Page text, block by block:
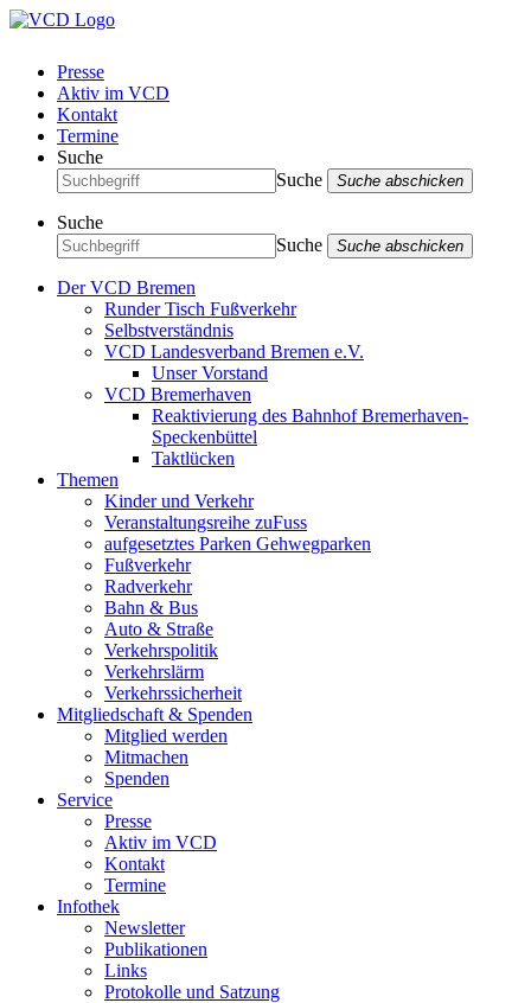
Presse
Aktiv im VCD
Kontakt
Termine
Suche
Suche
Suche abschicken
Suche
Suche
Suche abschicken
Der VCD Bremen
Runder Tisch Fußverkehr
Selbstverständnis
VCD Landesverband Bremen e.V.
Unser Vorstand
VCD Bremerhaven
Reaktivierung des Bahnhof Bremerhaven-
Speckenbüttel
Taktlücken
Themen
Kinder und Verkehr
Veranstaltungsreihe zuFuss
aufgesetztes Parken Gehwegparken
Fußverkehr
Radverkehr
Bahn & Bus
Auto & Straße
Verkehrspolitik
Verkehrslärm
Verkehrssicherheit
Mitgliedschaft & Spenden
Mitglied werden
Mitmachen
Spenden
Service
Presse
Aktiv im VCD
Kontakt
Termine
Infothek
Newsletter
Publikationen
Links
Protokolle und Satzung